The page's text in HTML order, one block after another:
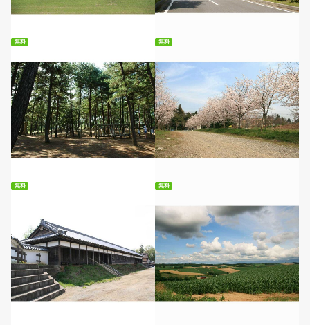
無料ダウンロード 無料ダウンロード
無料
無料ダウンロード
無料
無料ダウンロード
無料
無料ダウンロード
無料
無料ダウンロード